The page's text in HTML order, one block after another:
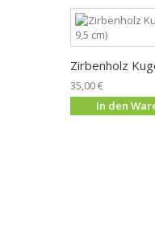
Zirbenholz
35,00 €
In den